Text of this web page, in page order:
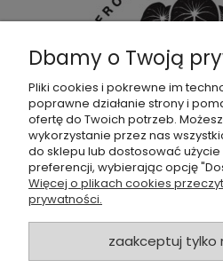
Dołącz do naszejgrupy
POMOC
SKLEP
Dbamy o Twoją
Pliki cookies i pokrewne im
poprawne działanie strony i
ofertę do Twoich potrzeb.
wykorzystanie przez nas
do sklepu lub dostosować
preferencji, wybierając opcję
Więcej o plikach cookies
prywatności.
zaakceptuj tylko